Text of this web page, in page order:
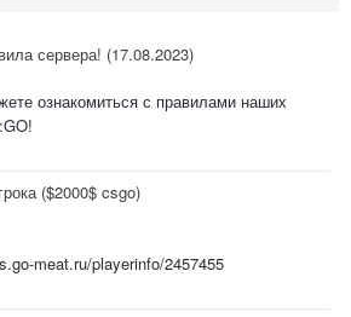
сервера! (17.08.2023)
ознакомиться с правилами наших
($2000$ csgo)
meat.ru/playerinfo/2457455